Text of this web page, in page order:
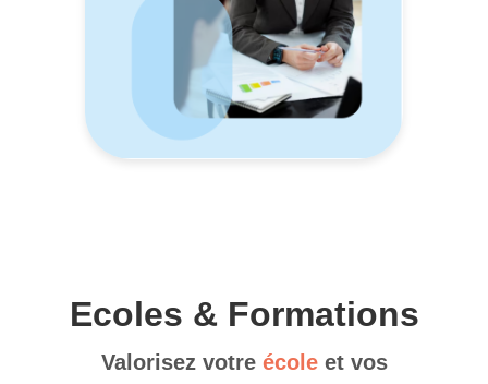
Ecoles & Formations
Valorisez votre écoleet vos